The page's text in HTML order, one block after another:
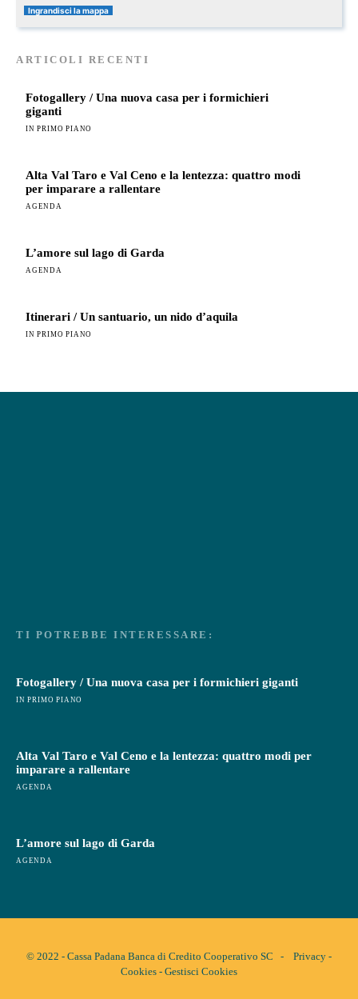
Ingrandisci la mappa
ARTICOLI RECENTI
Fotogallery / Una nuova casa per i formichieri
giganti
IN PRIMO PIANO
Alta Val Taro e Val Ceno e la lentezza: quattro modi
per imparare a rallentare
AGENDA
L’amore sul lago di Garda
AGENDA
Itinerari / Un santuario, un nido d’aquila
IN PRIMO PIANO
TI POTREBBE INTERESSARE:
Fotogallery / Una nuova casa per i formichieri giganti
IN PRIMO PIANO
Alta Val Taro e Val Ceno e la lentezza: quattro modi per
imparare a rallentare
AGENDA
L’amore sul lago di Garda
AGENDA
© 2022 - Cassa Padana Banca di Credito Cooperativo SC - Privacy -
Cookies - Gestisci Cookies